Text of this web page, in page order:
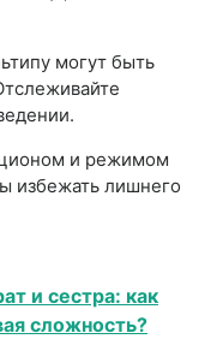
могут быть
и режимом
избежать лишнего
и сестра: как
сложность?